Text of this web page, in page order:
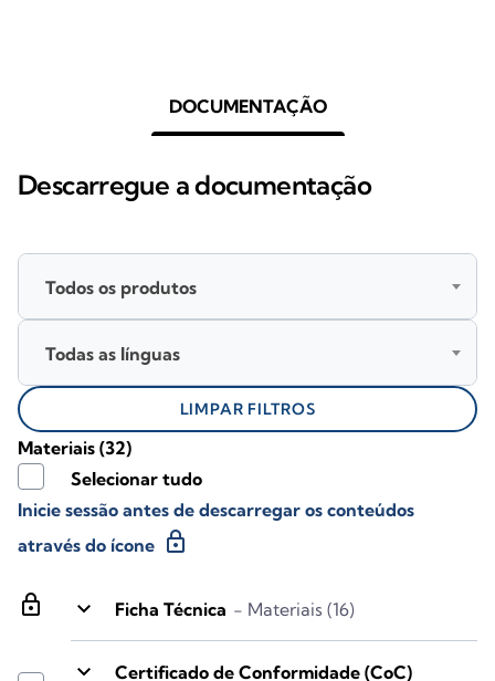
DOCUMENTAÇÃO
Descarregue a documentação
lock keyboard_arrow_down Ficha Técnica - Materiais (16)
keyboard_arrow_down
Certificado de Conformidade (CoC)
Materiais (32)
Selecionar tudo
Inicie sessão antes de descarregar os conteúdos
através do ícone lock
Todos os produtos
Todas as línguas
LIMPAR FILTROS